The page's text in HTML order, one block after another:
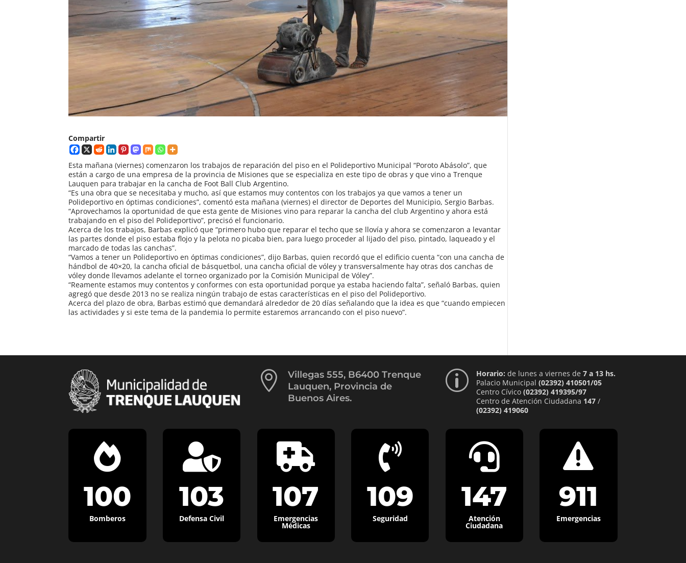
Compartir
Esta mañana (viernes) comenzaron los trabajos de reparación del piso en el Polideportivo Municipal “Poroto Abásolo”, que
están a cargo de una empresa de la provincia de Misiones que se especializa en este tipo de obras y que vino a Trenque
Lauquen para trabajar en la cancha de Foot Ball Club Argentino.
“Es una obra que se necesitaba y mucho, así que estamos muy contentos con los trabajos ya que vamos a tener un
Polideportivo en óptimas condiciones”, comentó esta mañana (viernes) el director de Deportes del Municipio, Sergio Barbas.
“Aprovechamos la oportunidad de que esta gente de Misiones vino para reparar la cancha del club Argentino y ahora está
trabajando en el piso del Polideportivo”, precisó el funcionario.
Acerca de los trabajos, Barbas explicó que “primero hubo que reparar el techo que se llovía y ahora se comenzaron a levantar
las partes donde el piso estaba flojo y la pelota no picaba bien, para luego proceder al lijado del piso, pintado, laqueado y el
marcado de todas las canchas”.
“Vamos a tener un Polideportivo en óptimas condiciones”, dijo Barbas, quien recordó que el edificio cuenta “con una cancha de
hándbol de 40×20, la cancha oficial de básquetbol, una cancha oficial de vóley y transversalmente hay otras dos canchas de
vóley donde llevamos adelante el torneo organizado por la Comisión Municipal de Vóley”.
“Reamente estamos muy contentos y conformes con esta oportunidad porque ya estaba haciendo falta”, señaló Barbas, quien
agregó que desde 2013 no se realiza ningún trabajo de estas características en el piso del Polideportivo.
Acerca del plazo de obra, Barbas estimó que demandará alrededor de 20 días señalando que la idea es que “cuando empiecen
las actividades y si este tema de la pandemia lo permite estaremos arrancando con el piso nuevo”.

Villegas 555, B6400 Trenque
Lauquen, Provincia de
Buenos Aires.
p Horario: de lunes a viernes de 7 a 13 hs.
Palacio Municipal (02392) 410501/05
Centro Cívico (02392) 419395/97
Centro de Atención Ciudadana 147/
(02392) 419060

100
Bomberos

103
Defensa Civil

107
Emergencias
Médicas

109
Seguridad

147
Atención
Ciudadana

911
Emergencias